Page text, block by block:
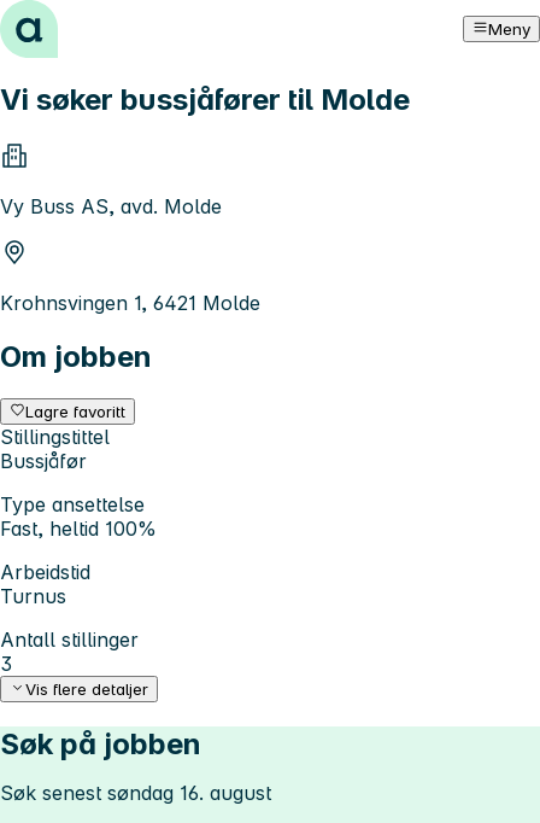
Hopp til innhold Meny
Vi søker bussjåfører til Molde
Vy Buss AS, avd. Molde
Krohnsvingen 1, 6421 Molde
Om jobben
Lagre favoritt
Stillingstittel
Bussjåfør
Type ansettelse
Fast, heltid 100%
Arbeidstid
Turnus
Antall stillinger
3
Vis flere detaljer
Søk på jobben
Søk senest søndag 16. august